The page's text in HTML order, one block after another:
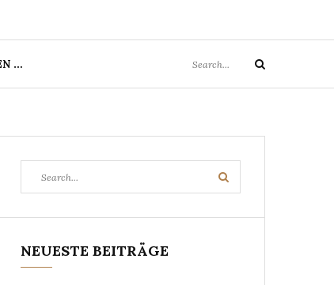
…
for:
Search
for:
Search
NEUESTE BEITRÄGE